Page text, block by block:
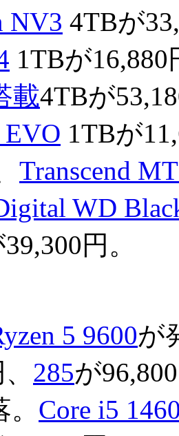
NV3 4TBが
1TBが16,880
載4TBが
EVO 1TBが
Transcend
WD
円。
5 9600が
285が
Core i5